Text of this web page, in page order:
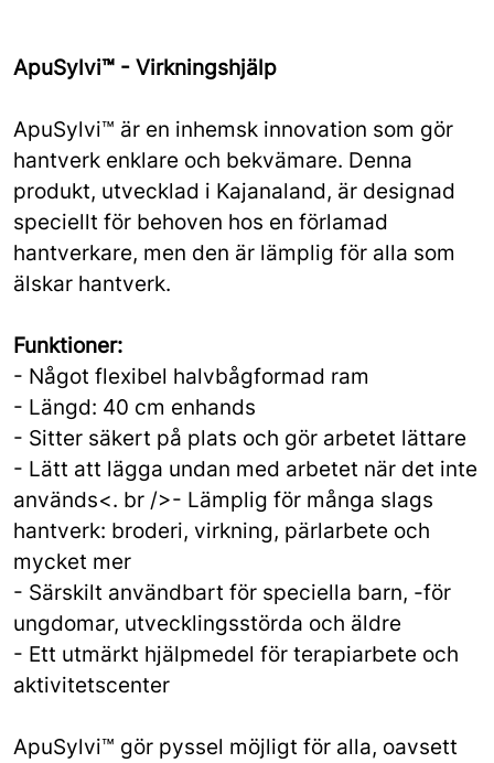
ApuSylvi™ - Virkningshjälp
ApuSylvi™ är en inhemsk innovation som gör
hantverk enklare och bekvämare. Denna
produkt, utvecklad i Kajanaland, är designad
speciellt för behoven hos en förlamad
hantverkare, men den är lämplig för alla som
älskar hantverk.
Funktioner:
- Något flexibel halvbågformad ram
- Längd: 40 cm enhands
- Sitter säkert på plats och gör arbetet lättare
- Lätt att lägga undan med arbetet när det inte
används<. br />- Lämplig för många slags
hantverk: broderi, virkning, pärlarbete och
mycket mer
- Särskilt användbart för speciella barn, -för
ungdomar, utvecklingsstörda och äldre
- Ett utmärkt hjälpmedel för terapiarbete och
aktivitetscenter
ApuSylvi™ gör pyssel möjligt för alla, oavsett